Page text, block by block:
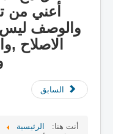
أعني من
والوصف ليس
الاصلاح
السابق
أنت هنا: الرئيسية